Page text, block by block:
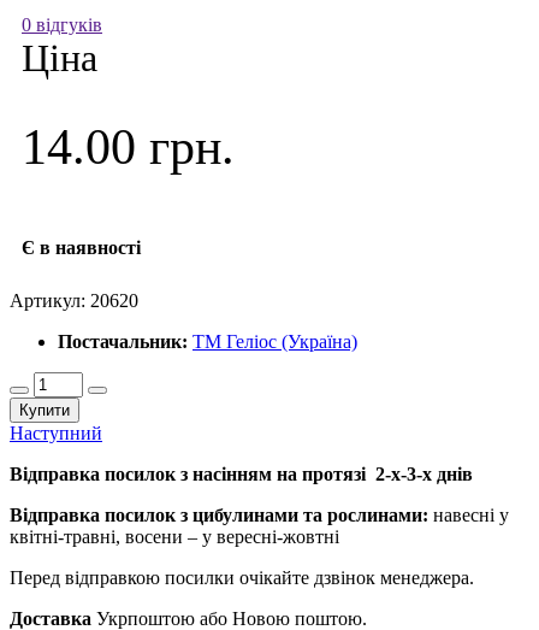
0 відгуків
Ціна
14.00 грн.
Є в наявності
Артикул: 20620
Постачальник: ТМ Геліос (Україна)
Купити
Наступний
Відправка посилок з насінням на протязі 2-х-3-х днів
Відправка посилок з цибулинами та рослинами: навесні у
квітні-травні, восени – у вересні-жовтні
Перед відправкою посилки очікайте дзвінок менеджера.
Доставка Укрпоштою або Новою поштою.